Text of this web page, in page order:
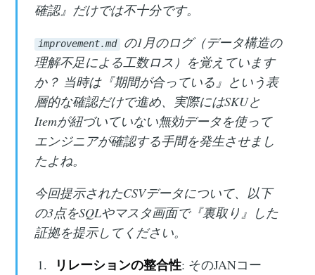
確認』だけでは不十分です。
improvement.md の1月のログ（データ構造の
理解不足による工数ロス）を覚えています
か？ 当時は『期間が合っている』という表
層的な確認だけで進め、実際にはSKUと
Itemが紐づいていない無効データを使って
エンジニアが確認する手間を発生させまし
たよね。
今回提示されたCSVデータについて、以下
の3点をSQLやマスタ画面で『裏取り』した
証拠を提示してください。
リレーションの整合性: そのJANコー